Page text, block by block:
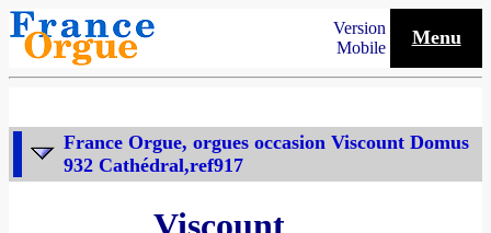
Version
Mobile
Menu
France Orgue, orgues occasion Viscount Domus
932 Cathédral,ref917